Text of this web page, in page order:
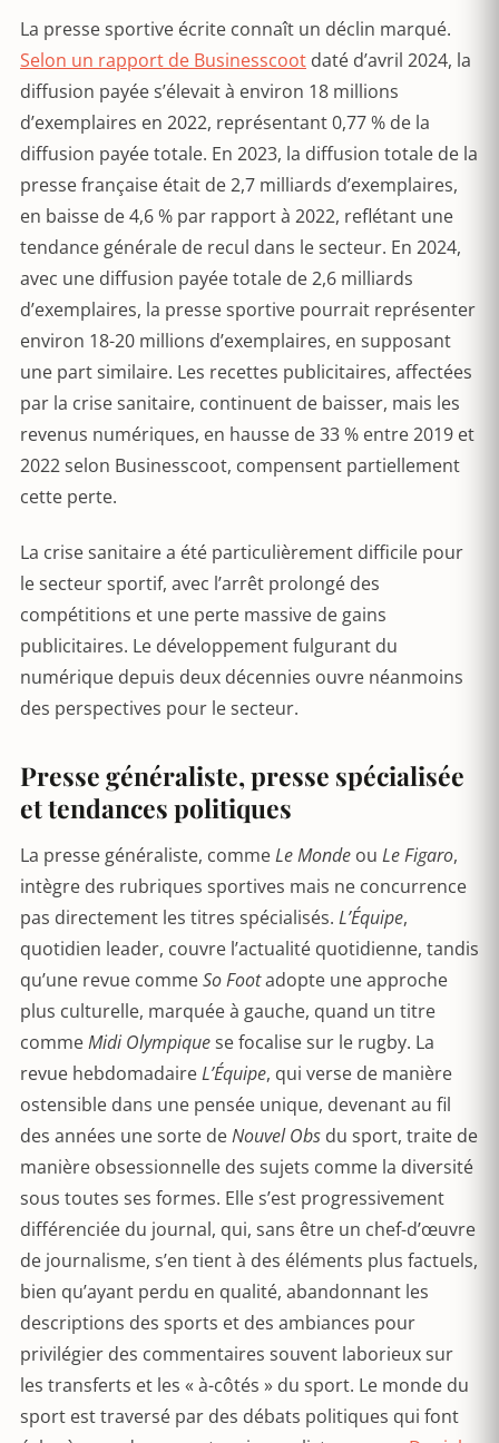
La presse sportive écrite connaît un déclin marqué.
Selon un rapport de Businesscoot daté d’avril 2024, la
diffusion payée s’élevait à environ 18 millions
d’exemplaires en 2022, représentant 0,77 % de la
diffusion payée totale. En 2023, la diffusion totale de la
presse française était de 2,7 milliards d’exemplaires,
en baisse de 4,6 % par rapport à 2022, reflétant une
tendance générale de recul dans le secteur. En 2024,
avec une diffusion payée totale de 2,6 milliards
d’exemplaires, la presse sportive pourrait représenter
environ 18-20 millions d’exemplaires, en supposant
une part similaire. Les recettes publicitaires, affectées
par la crise sanitaire, continuent de baisser, mais les
revenus numériques, en hausse de 33 % entre 2019 et
2022 selon Businesscoot, compensent partiellement
cette perte.
La crise sanitaire a été particulièrement difficile pour
le secteur sportif, avec l’arrêt prolongé des
compétitions et une perte massive de gains
publicitaires. Le développement fulgurant du
numérique depuis deux décennies ouvre néanmoins
des perspectives pour le secteur.
Presse généraliste, presse spécialisée
et tendances politiques
La presse généraliste, commeLe Monde ou Le Figaro,
intègre des rubriques sportives mais ne concurrence
pas directement les titres spécialisés. L’Équipe,
quotidien leader, couvre l’actualité quotidienne, tandis
qu’une revue commeSo Footadopte une approche
plus culturelle, marquée à gauche, quand un titre
commeMidi Olympiquese focalise sur le rugby. La
revue hebdomadaireL’Équipe, qui verse de manière
ostensible dans une pensée unique, devenant au fil
des années une sorte deNouvel Obs du sport, traite de
manière obsessionnelle des sujets comme la diversité
sous toutes ses formes. Elle s’est progressivement
différenciée du journal, qui, sans être un chef-d’œuvre
de journalisme, s’en tient à des éléments plus factuels,
bien qu’ayant perdu en qualité, abandonnant les
descriptions des sports et des ambiances pour
privilégier des commentaires souvent laborieux sur
les transferts et les « à-côtés » du sport. Le monde du
sport est traversé par des débats politiques qui font